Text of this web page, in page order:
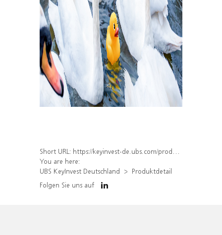
Short URL: https://keyinvest-de.ubs.com/produkt/detail/index/isin/DE000WA804L5
You are here:
UBS KeyInvest Deutschland
Produktdetail
Folgen Sie uns auf